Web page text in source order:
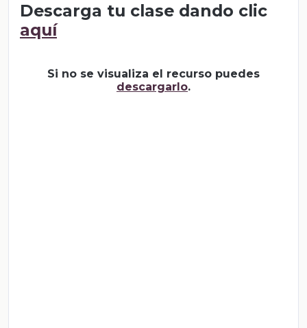
Descarga tu clase dando clic
aquí
Si no se visualiza el recurso puedes
descargarlo.